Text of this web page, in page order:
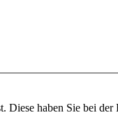
haben Sie bei